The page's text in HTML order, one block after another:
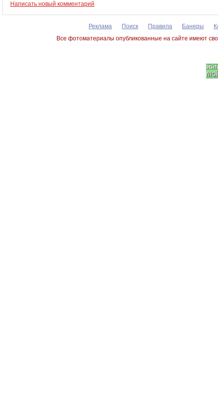
Написать новый комментарий
Реклама Поиск Правила Банеры
Все фотоматериалы опубликованные на сайте имеют